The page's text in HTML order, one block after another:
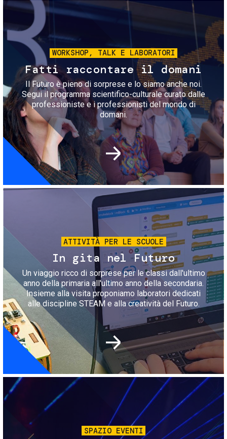
Immagine
WORKSHOP, TALK E LABORATORI
Fatti raccontare il domani
Il Futuro è pieno di sorprese e lo siamo anche noi.
Segui il programma scientifico-culturale curato dalle
professioniste e i professionisti del mondo di
domani.
Immagine
ATTIVITÀ PER LE SCUOLE
In gita nel Futuro
Un viaggio ricco di sorprese per le classi dall'ultimo
anno della primaria all'ultimo anno della secondaria.
Insieme alla visita proponiamo laboratori dedicati
alle discipline STEAM e alla creatività del Futuro.
Immagine
SPAZIO EVENTI